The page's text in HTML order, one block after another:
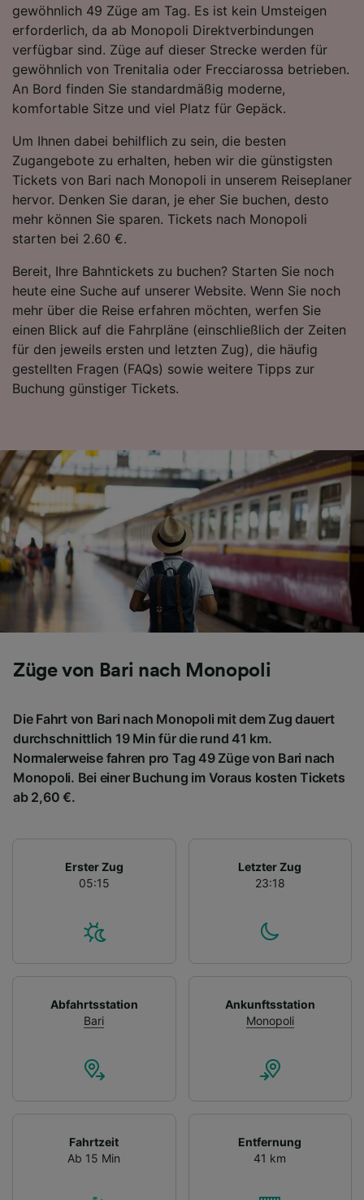
gewöhnlich 49 Züge am Tag. Es ist kein Umsteigen
erforderlich, da ab Monopoli Direktverbindungen
verfügbar sind. Züge auf dieser Strecke werden für
gewöhnlich von Trenitalia oder Frecciarossa betrieben.
An Bord finden Sie standardmäßig moderne,
komfortable Sitze und viel Platz für Gepäck.
Um Ihnen dabei behilflich zu sein, die besten
Zugangebote zu erhalten, heben wir die günstigsten
Tickets von Bari nach Monopoli in unserem Reiseplaner
hervor. Denken Sie daran, je eher Sie buchen, desto
mehr können Sie sparen. Tickets nach Monopoli
starten bei 2.60 €.
Bereit, Ihre Bahntickets zu buchen? Starten Sie noch
heute eine Suche auf unserer Website. Wenn Sie noch
mehr über die Reise erfahren möchten, werfen Sie
einen Blick auf die Fahrpläne (einschließlich der Zeiten
für den jeweils ersten und letzten Zug), die häufig
gestellten Fragen (FAQs) sowie weitere Tipps zur
Buchung günstiger Tickets.
Züge von Bari nach Monopoli
Die Fahrt von Bari nach Monopoli mit dem Zug dauert
durchschnittlich 19 Min für die rund 41 km.
Normalerweise fahren pro Tag 49 Züge von Bari nach
Monopoli. Bei einer Buchung im Voraus kosten Tickets
ab 2,60 €.
Erster Zug
05:15
Letzter Zug
23:18
Abfahrtsstation
Bari
Ankunftsstation
Monopoli
Fahrtzeit
Ab 15 Min
Entfernung
41 km
Folgendes bereitzustellen:
Verwendung genauer Standortdaten.
Endgeräteeigenschaften zur Identifikation
aktiv abfragen. Speichern von oder Zugriff auf
Informationen auf einem Endgerät.
Personalisierte Werbung und Inhalte, Messung
von Werbeleistung und der Performance von
Entwicklung und Verbesserung von
Angeboten.
Liste der Partner (Lieferanten)